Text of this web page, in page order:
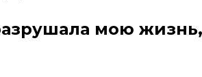
мою жизнь,